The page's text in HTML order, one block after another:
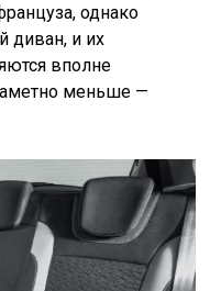
однако
диван, и их
вполне
меньше —